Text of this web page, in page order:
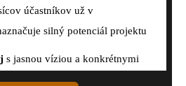
účastníkov už v
silný potenciál projektu
s jasnou víziou a konkrétnymi
hernej platformy